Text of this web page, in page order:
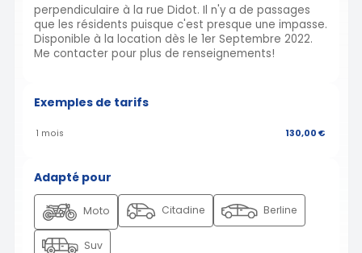
perpendiculaire à la rue Didot. Il n'y a de passages
que les résidents puisque c'est presque une impasse.
Disponible à la location dès le 1er Septembre 2022.
Me contacter pour plus de renseignements!
Exemples de tarifs
1 mois 130,00 €
Adapté pour
Moto Citadine Berline
Suv